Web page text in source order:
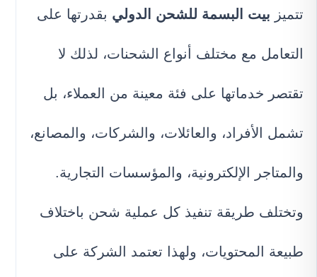
تتميز بيت البسمة للشحن الدولي بقدرتها على
التعامل مع مختلف أنواع الشحنات، لذلك لا
تقتصر خدماتها على فئة معينة من العملاء، بل
تشمل الأفراد، والعائلات، والشركات، والمصانع،
والمتاجر الإلكترونية، والمؤسسات التجارية.
وتختلف طريقة تنفيذ كل عملية شحن باختلاف
طبيعة المحتويات، ولهذا تعتمد الشركة على